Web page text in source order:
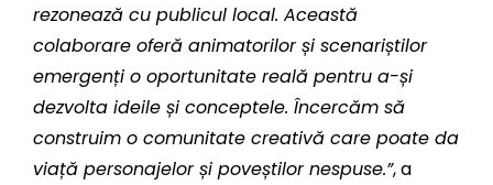
rezonează cu publicul local. Această
colaborare oferă animatorilor și scenariștilor
emergenți o oportunitate reală pentru a-și
dezvolta ideile și conceptele. Încercăm să
construim o comunitate creativă care poate da
viață personajelor și poveștilor nespuse.”, a